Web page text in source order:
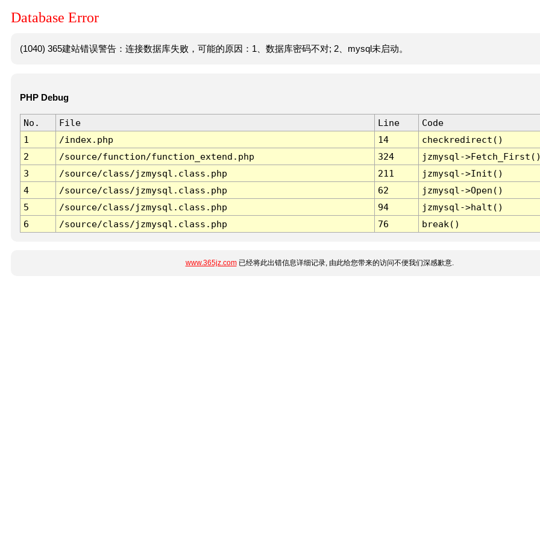
Database Error
(1040) 365建站错误警告：连接数据库失败，可能的原因：1、数据库密码不对; 2、mysql未启动。
PHP Debug
No. File Line
Code
1
/index.php 14
checkredirect()
2
/source/function/function_extend.php 324
jzmysql-
3
/source/class/jzmysql.class.php 211
jzmysql->Init()
4
/source/class/jzmysql.class.php 62
jzmysql->Open()
5
/source/class/jzmysql.class.php 94
jzmysql->halt()
6
/source/class/jzmysql.class.php 76 break()
www.365jz.com已经将此出错信息详细记录, 由此给您带来的访问不便我们深感歉意.